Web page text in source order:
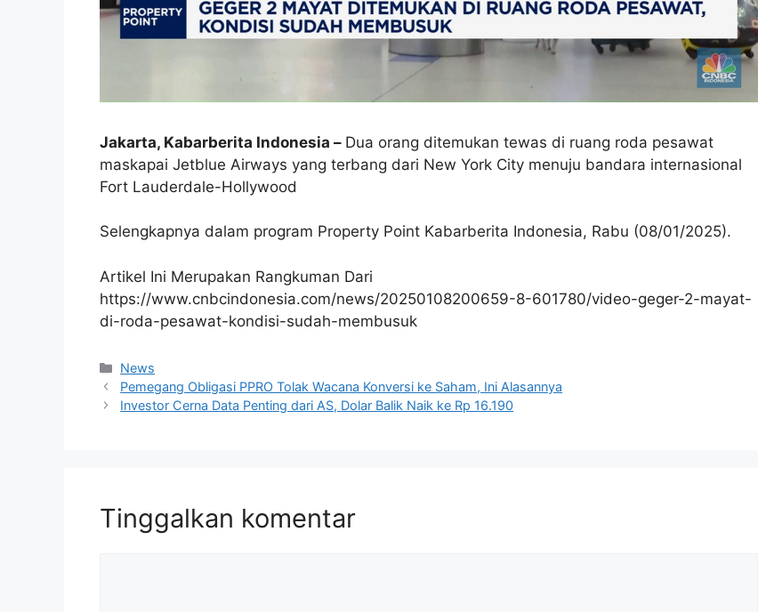
Jakarta, Kabarberita Indonesia – Dua orang ditemukan tewas di ruang roda pesawat
maskapai Jetblue Airways yang terbang dari New York City menuju bandara internasional
Fort Lauderdale-Hollywood
Selengkapnya dalam program Property Point Kabarberita Indonesia, Rabu (08/01/2025).
Artikel Ini Merupakan Rangkuman Dari
https://www.cnbcindonesia.com/news/20250108200659-8-601780/video-geger-2-mayat-
di-roda-pesawat-kondisi-sudah-membusuk
Kategori
News
Pemegang Obligasi PPRO Tolak Wacana Konversi ke Saham, Ini Alasannya
Investor Cerna Data Penting dari AS, Dolar Balik Naik ke Rp 16.190
Tinggalkan komentar